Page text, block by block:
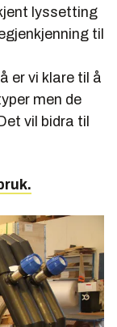
lyssetting
til
er vi klare til å
men de
vil bidra til